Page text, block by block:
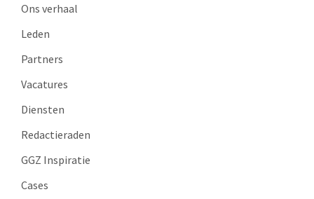
Ons verhaal
Leden
Partners
Vacatures
Diensten
Redactieraden
GGZ Inspiratie
Cases